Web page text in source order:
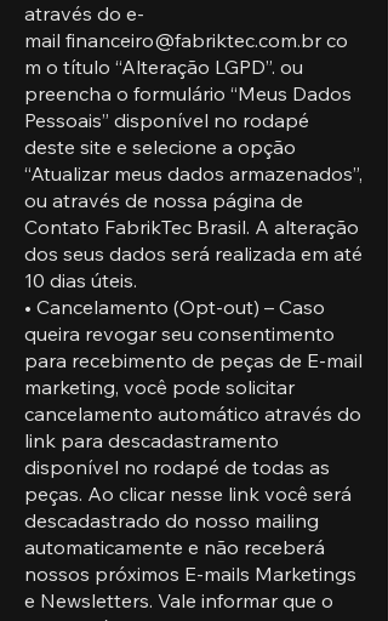
através do e-
mail financeiro@fabriktec.com.br co
m o título “Alteração LGPD”. ou
preencha o formulário “Meus Dados
Pessoais” disponível no rodapé
deste site e selecione a opção
“Atualizar meus dados armazenados”,
ou através de nossa página de
Contato FabrikTec Brasil. A alteração
dos seus dados será realizada em até
10 dias úteis.
• Cancelamento (Opt-out) – Caso
queira revogar seu consentimento
para recebimento de peças de E-mail
marketing, você pode solicitar
cancelamento automático através do
link para descadastramento
disponível no rodapé de todas as
peças. Ao clicar nesse link você será
descadastrado do nosso mailing
automaticamente e não receberá
nossos próximos E-mails Marketings
e Newsletters. Vale informar que o